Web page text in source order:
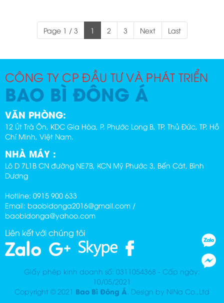
Page 1 / 3 1 2 3 Next Last
CÔNG TY CP ĐẦU TƯ VÀ PHÁT TRIỂN
BAO BÌ ĐÔNG Á
VĂN PHÒNG:
12 Út Trà Ôn, KDC Gia Hòa, P. Phước Long B, TP. Thủ Đức, TP. Hồ
Chí Minh, Việt Nam.
NHÀ MÁY :
Lô D 7L1B CN đường NE7B, KCN Mỹ Phước 3, Bến Cát, Bình
Dương
Hotline: 0915 900 633
Email: baobidonga2016@gmail.com /
baobidonga@yahoo.com
Liên kết với chúng tôi
Giấy phép kinh doanh số: 0311054368 - Cấp ngày:
10/05/2021
Copyright © 2021 Bao Bì Đông Á. Design by NiNa Co.,Ltd